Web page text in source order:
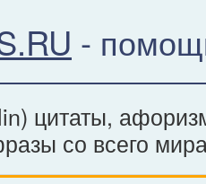
-
цитаты,
со всего